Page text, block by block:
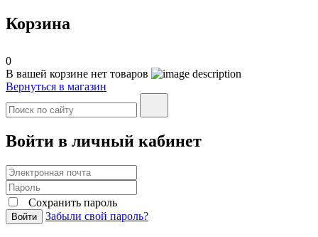
Корзина
0
В вашей корзине нет товаров
Вернуться в магазин
Войти в личный кабинет
Сохранить пароль
Войти Забыли свой пароль?